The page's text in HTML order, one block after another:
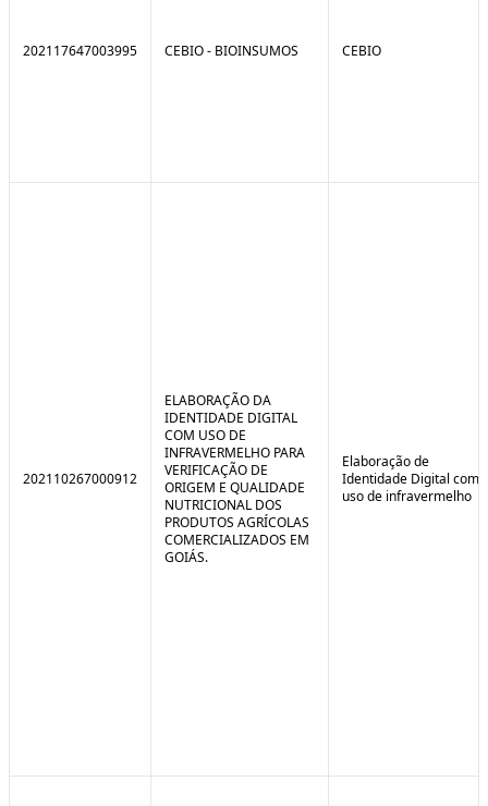
202117647003995 CEBIO - BIOINSUMOS CEBIO
202110267000912
ELABORAÇÃO DA
IDENTIDADE DIGITAL
COM USO DE
INFRAVERMELHO PARA
VERIFICAÇÃO DE
ORIGEM E QUALIDADE
NUTRICIONAL DOS
PRODUTOS AGRÍCOLAS
COMERCIALIZADOS EM
GOIÁS.
Elaboração de
Identidade Digital com
uso de infravermelho